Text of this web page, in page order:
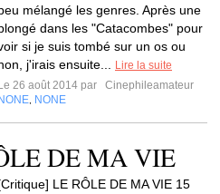
mélangé les genres. Après une
dans les "Catacombes" pour
si je suis tombé sur un os ou
j'irais ensuite...
Lire la suite
Le 26 août 2014 par
Cinephileamateur
NONE NONE
DE MA VIE
LE RÔLE DE MA VIE 15